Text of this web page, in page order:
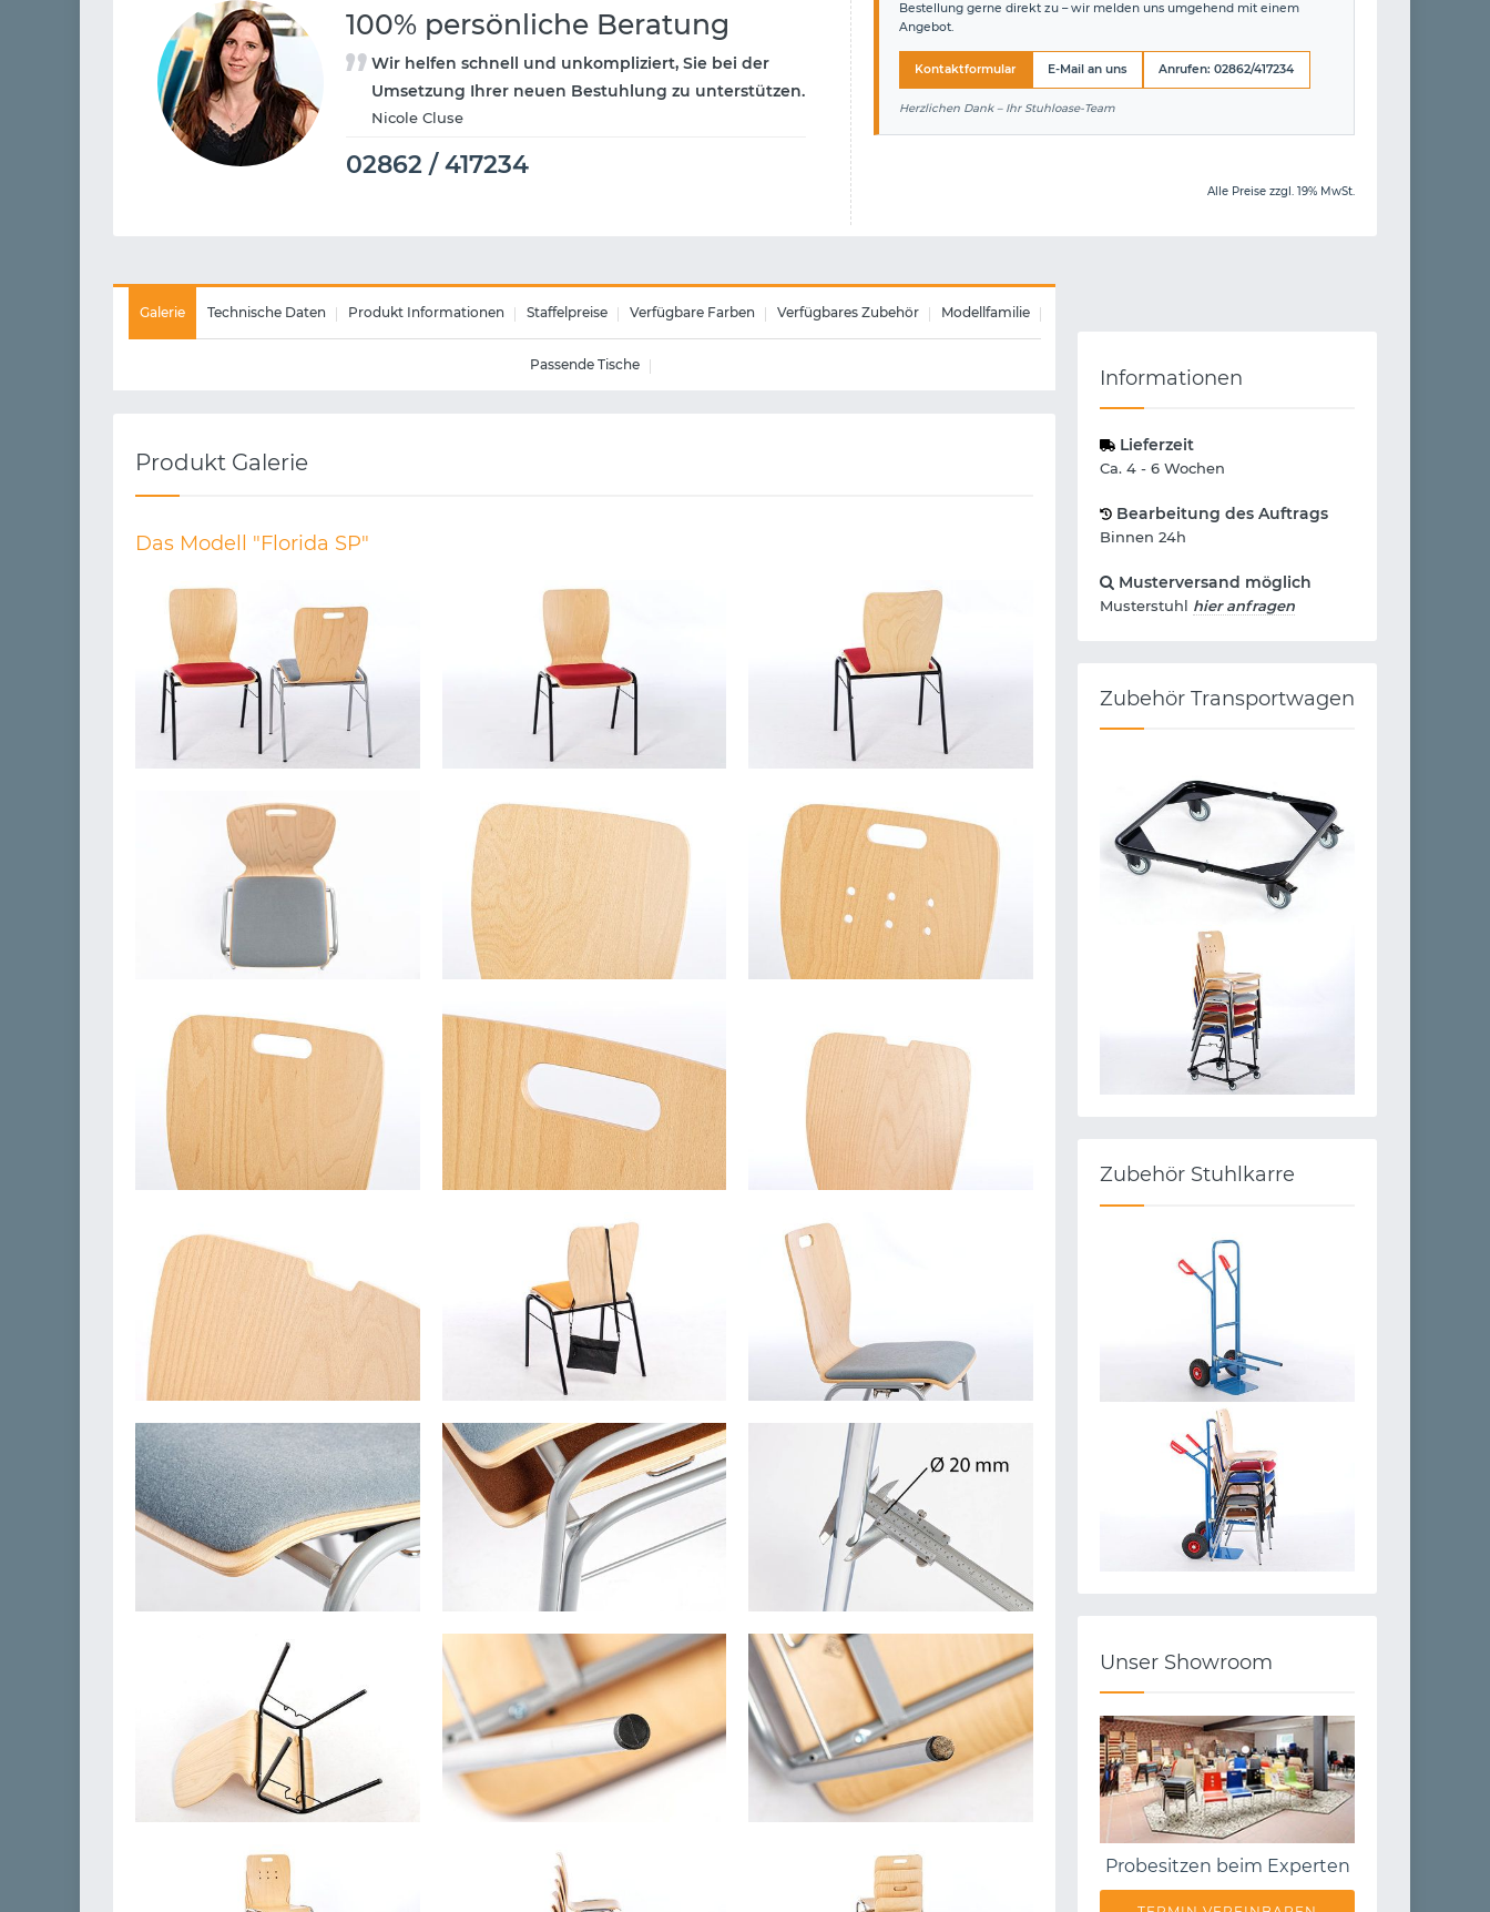
100% persönliche Beratung
Wir helfen schnell und unkompliziert, Sie bei der
Umsetzung Ihrer neuen Bestuhlung zu unterstützen.
Nicole Cluse
02862 / 417234
Bestellung gerne direkt zu – wir melden uns umgehend mit einem
Angebot.
Kontaktformular E-Mail an uns Anrufen: 02862/417234
Herzlichen Dank – Ihr Stuhloase-Team
Alle Preise zzgl. 19% MwSt.
Galerie Technische Daten Produkt Informationen Staffelpreise Verfügbare Farben Verfügbares Zubehör Modellfamilie
Passende Tische
Produkt Galerie
Das Modell "Florida SP"
Informationen
Lieferzeit
Ca. 4 - 6 Wochen
Bearbeitung des Auftrags
Binnen 24h
Musterversand möglich
Musterstuhl hier anfragen
Zubehör Transportwagen
Zubehör Stuhlkarre
Unser Showroom
Probesitzen beim Experten